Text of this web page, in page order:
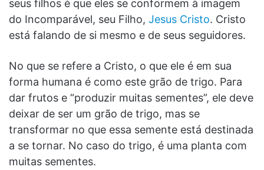
seus filhos é que eles se conformem à imagem
do Incomparável, seu Filho, Jesus Cristo. Cristo
está falando de si mesmo e de seus seguidores.
No que se refere a Cristo, o que ele é em sua
forma humana é como este grão de trigo. Para
dar frutos e “produzir muitas sementes”, ele deve
deixar de ser um grão de trigo, mas se
transformar no que essa semente está destinada
a se tornar. No caso do trigo, é uma planta com
muitas sementes.